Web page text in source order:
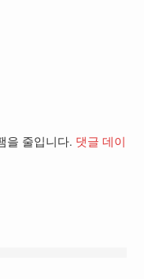
을 줄입니다. 댓글 데이